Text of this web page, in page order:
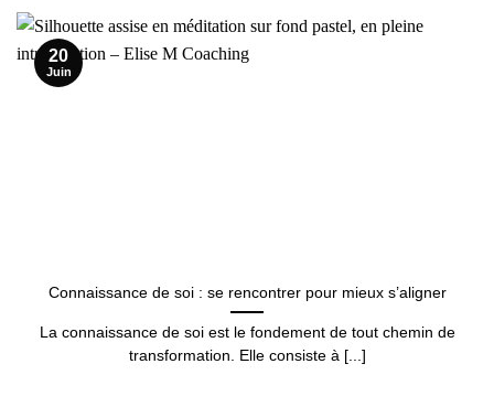
Connaissance de soi : se rencontrer pour mieux s’aligner
La connaissance de soi est le fondement de tout chemin de
transformation. Elle consiste à [...]
20
Juin